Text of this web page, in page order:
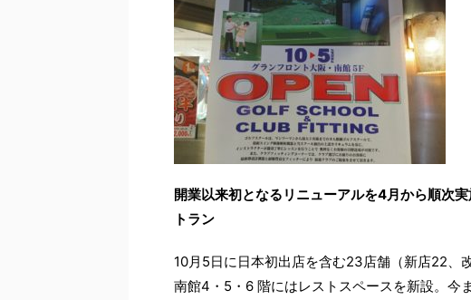
開業以来初となるリニューアルを4月から順次
トラン
10月5日に日本初出店を含む23店舗（新店22、
南館4・5・6 階にはレストスペースを新設。今